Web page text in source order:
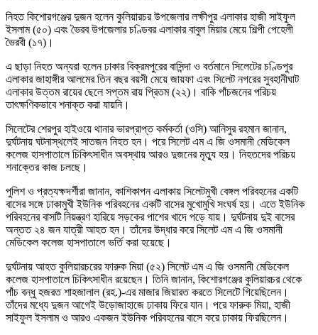
নিহত কিশোরগঞ্জের দুজন হলেন কুলিয়ারচর উপজেলার লক্ষীপুর এলাকার হাজী সাইফুল
ইসলাম (৫০) এবং ভৈরব উপজেলার চণ্ডিবর এলাকার বাবুল মিয়ার মেয়ে শিল্পী পেহেলী
ভৈরবী (১৭)।
এ ছাড়া নিহত অন্যরা হলেন ঢাকার বিক্রমপুরের বাসিন্দা ও বর্তমানে সিলেটের চণ্ডিপুর
এলাকার জাহাঙ্গীর আলমের তিন বছর বয়সী মেয়ে জায়ফা এবং সিলেট নগরের সুবহানীঘাট
এলাকার উত্তম রায়ের ছেলে সপ্তম রায় প্রিতম (২২)। বাকি পাঁচজনের পরিচয়
তাৎক্ষণিকভাবে শনাক্ত করা যায়নি।
সিলেটের শেরপুর হাইওয়ে থানার ভারপ্রাপ্ত কর্মকর্তা (ওসি) আনিসুর রহমান জানান,
দুর্ঘটনায় ঘটনাস্থলেই সাতজন নিহত হন। পরে সিলেট এম এ জি ওসমানী মেডিকেল
কলেজ হাসপাতালে চিকিৎসাধীন অবস্থায় আরও দুজনের মৃত্যু হয়। নিহতদের পরিচয়
শনাক্তের কাজ চলছে।
পুলিশ ও প্রত্যক্ষদর্শীরা জানান, কাশিকাপন এলাকায় সিলেটমুখী বেঙ্গল পরিবহনের একটি
বাসের সঙ্গে ঢাকামুখী ইউনিক পরিবহনের একটি বাসের মুখোমুখি সংঘর্ষ হয়। এতে ইউনিক
পরিবহনের বাসটি নিয়ন্ত্রণ হারিয়ে সড়কের পাশের খাদে পড়ে যায়। দুর্ঘটনায় দুই বাসের
অন্তত ২৪ জন যাত্রী আহত হন। তাঁদের উদ্ধার করে সিলেট এম এ জি ওসমানী
মেডিকেল কলেজ হাসপাতালে ভর্তি করা হয়েছে।
দুর্ঘটনায় আহত কুলিয়ারচরের ফারুক মিয়া (৫২) সিলেট এম এ জি ওসমানী মেডিকেল
কলেজ হাসপাতালে চিকিৎসাধীন রয়েছেন। তিনি জানান, কিশোরগঞ্জের কুলিয়ারচর থেকে
পাঁচ বন্ধু হজরত শাহজালাল (রহ.)-এর মাজার জিয়ারত করতে সিলেটে গিয়েছিলেন।
তাঁদের মধ্যে দুজন আগেই উড়োজাহাজে ঢাকায় ফিরে যান। পরে ফারুক মিয়া, হাজী
সাইফুল ইসলাম ও আরও একজন ইউনিক পরিবহনের বাসে করে ঢাকায় ফিরছিলেন।